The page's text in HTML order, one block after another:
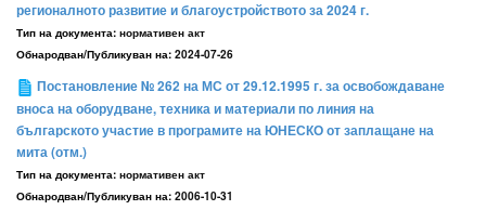
регионалното развитие и благоустройството за 2024 г.
Тип на документа: нормативен акт
Обнародван/Публикуван на: 2024-07-26
Постановление № 262 на МС от 29.12.1995 г. за освобождаване
вноса на оборудване, техника и материали по линия на
българското участие в програмите на ЮНЕСКО от заплащане на
мита (отм.)
Тип на документа: нормативен акт
Обнародван/Публикуван на: 2006-10-31